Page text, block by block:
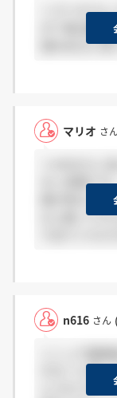
＞マリオさ
が丁度2週間
望みあると
マリオ さ
ない状態で
格が来るこ
以上経って
n616 さん
かな？と思
とされてま